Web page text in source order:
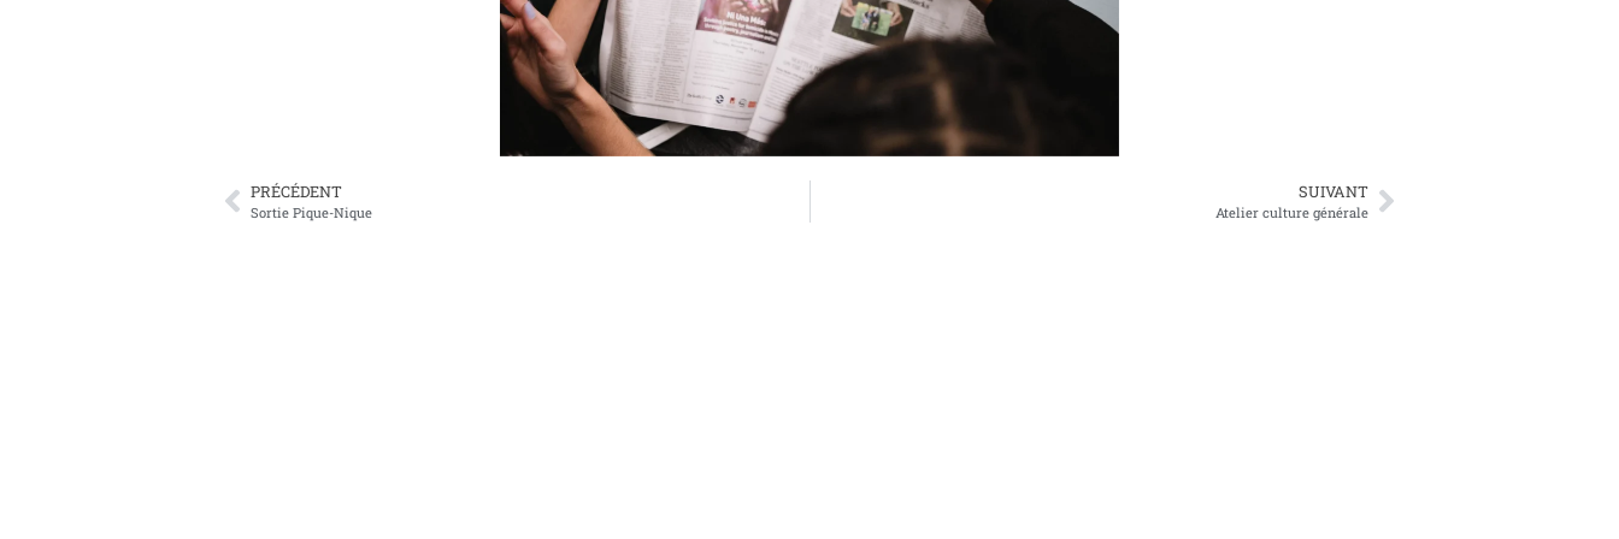
PRÉCÉDENT
Sortie Pique-Nique
SUIVANT
Atelier culture générale